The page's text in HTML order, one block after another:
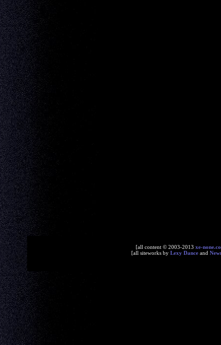
[all content © 2003-2013 xe-
[all siteworks by Lexy Danceand